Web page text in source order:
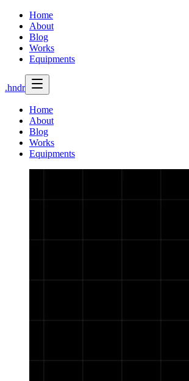
Home
About
Blog
Works
Equipments
.hndr
Home
About
Blog
Works
Equipments